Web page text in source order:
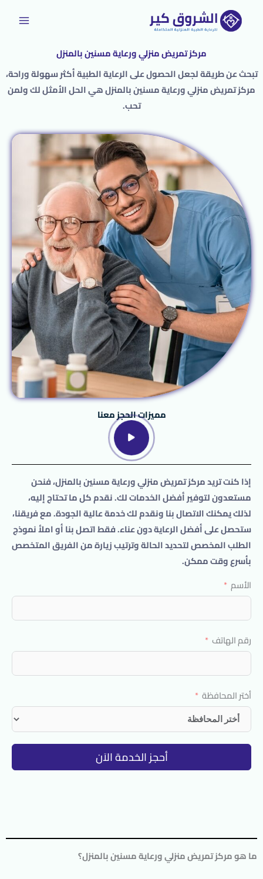
مركز تمريض منزلي ورعاية مسنين بالمنزل
تبحث عن طريقة لجعل الحصول على الرعاية الطبية أكثر سهولة وراحة،
مركز تمريض منزلي ورعاية مسنين بالمنزل هي الحل الأمثل لك ولمن
تحب.
مميزات الحجز معنا
إذا كنت تريد مركز تمريض منزلي ورعاية مسنين بالمنزل، فنحن
مستعدون لتوفير أفضل الخدمات لك. نقدم كل ما تحتاج إليه،
لذلك يمكنك الاتصال بنا ونقدم لك خدمة عالية الجودة. مع فريقنا،
ستحصل على أفضل الرعاية دون عناء. فقط اتصل بنا أو املأ نموذج
الطلب المخصص لتحديد الحالة وترتيب زيارة من الفريق المتخصص
بأسرع وقت ممكن.
الأسم
رقم الهاتف
أختر المحافظة
أحجز الخدمة الاَن
ما هو مركز تمريض منزلي ورعاية مسنين بالمنزل؟